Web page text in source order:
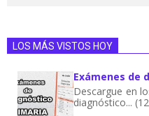
LOS MÁS VISTOS HOY
Exámenes de
Descargue en
diagnóstico...